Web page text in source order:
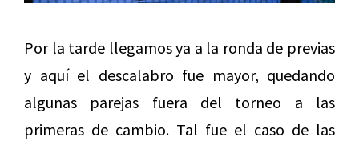
Por la tarde llegamos ya a la ronda de previas
y aquí el descalabro fue mayor, quedando
algunas parejas fuera del torneo a las
primeras de cambio. Tal fue el caso de las